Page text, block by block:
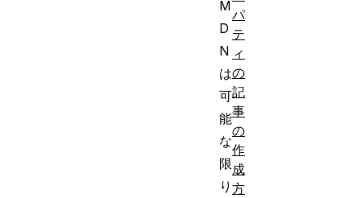
M
D
N
は
可
能
な
限
り
パ
テ
ィ
の
記
事
の
作
成
方